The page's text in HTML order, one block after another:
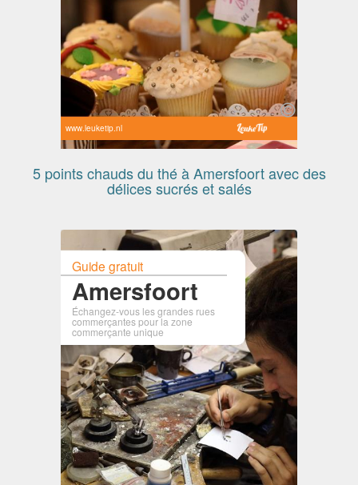
www.leuketip.nl
5 points chauds du thé à Amersfoort avec des
délices sucrés et salés
Guide gratuit
Amersfoort
Échangez-vous les grandes rues
commerçantes pour la zone
commerçante unique